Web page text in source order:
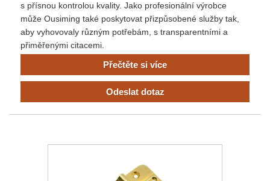
s přísnou kontrolou kvality. Jako profesionální výrobce
může Ousiming také poskytovat přizpůsobené služby tak,
aby vyhovovaly různým potřebám, s transparentními a
přiměřenými citacemi.
Přečtěte si více
Odeslat dotaz